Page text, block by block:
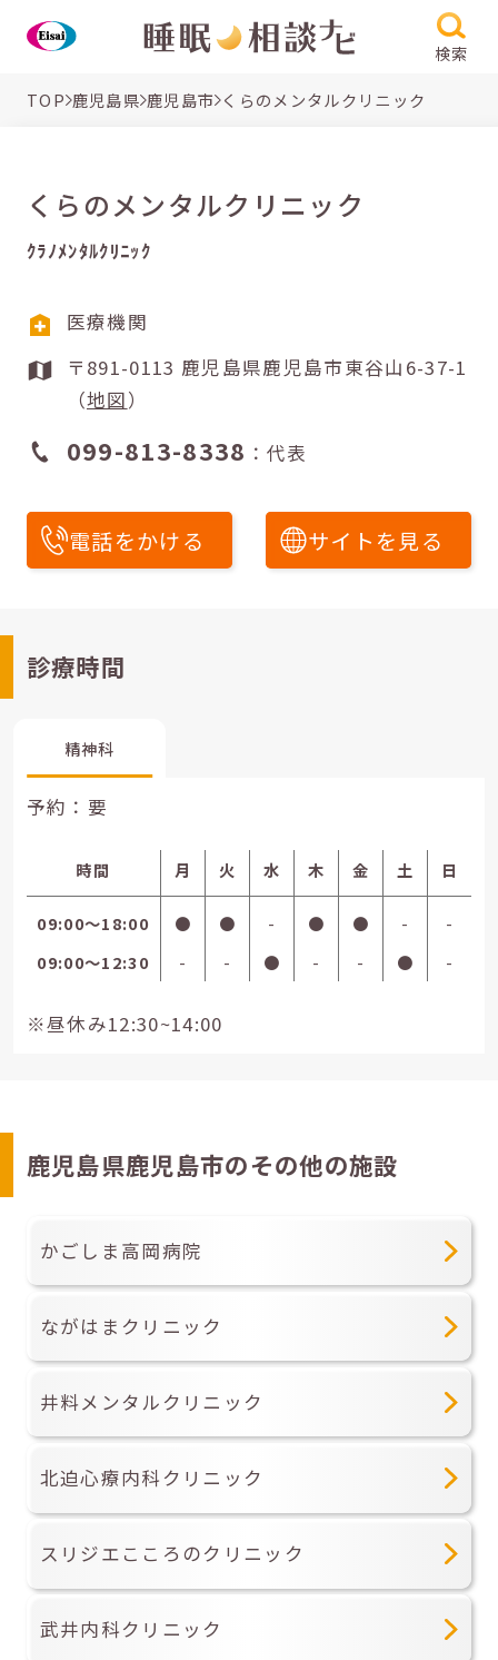
検索
TOP 鹿児島県 鹿児島市 くらのメンタルクリニック
くらのメンタルクリニック
ｸﾗﾉﾒﾝﾀﾙｸﾘﾆｯｸ
医療機関
〒891-0113 鹿児島県鹿児島市東谷山6-37-1
（地図）
099-813-8338 ：代表
電話をかける サイトを見る
診療時間
精神科
予約：要
時間 月 火 水 木 金 土 日
09:00〜18:00 ● ● - ● ● -
-
09:00〜12:30
- - ● - - ● -
※昼休み12:30~14:00
鹿児島県鹿児島市のその他の施設
かごしま高岡病院
ながはまクリニック
井料メンタルクリニック
北迫心療内科クリニック
スリジエこころのクリニック
武井内科クリニック